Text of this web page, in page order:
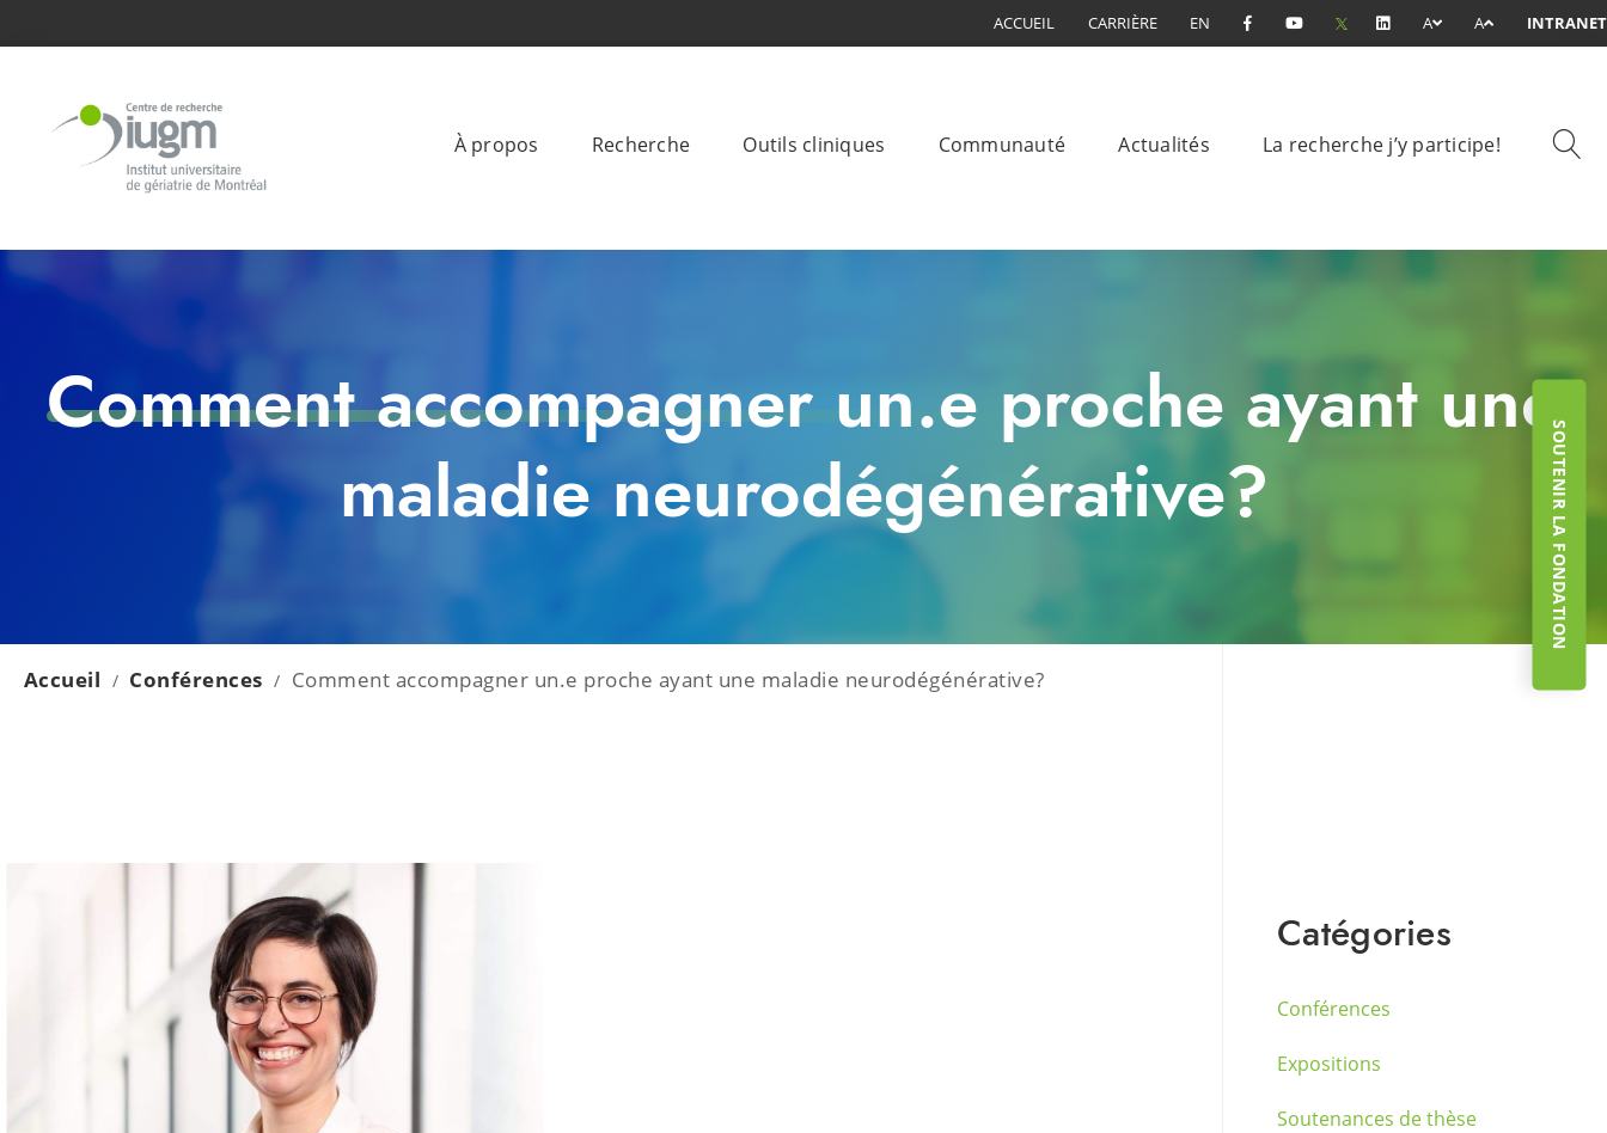
SOUTENIR LA FONDATION
ACCUEIL CARRIÈRE EN A A INTRANET
À propos Recherche Outils cliniques Communauté Actualités La recherche j’y participe!
Comment accompagner un.e proche ayant une
maladie neurodégénérative?
Accueil / Conférences / Comment accompagner un.e proche ayant une maladie neurodégénérative?
Catégories
Conférences
Expositions
Soutenances de thèse